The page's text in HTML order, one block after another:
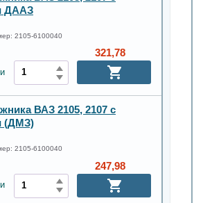
ДААЗ
2105-6100040
321,78
ВАЗ 2105, 2107 с
(ДМЗ)
2105-6100040
247,98